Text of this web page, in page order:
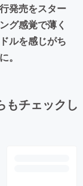
発売をスター
グ感覚で薄く
ルを感じがち
。
もチェックし